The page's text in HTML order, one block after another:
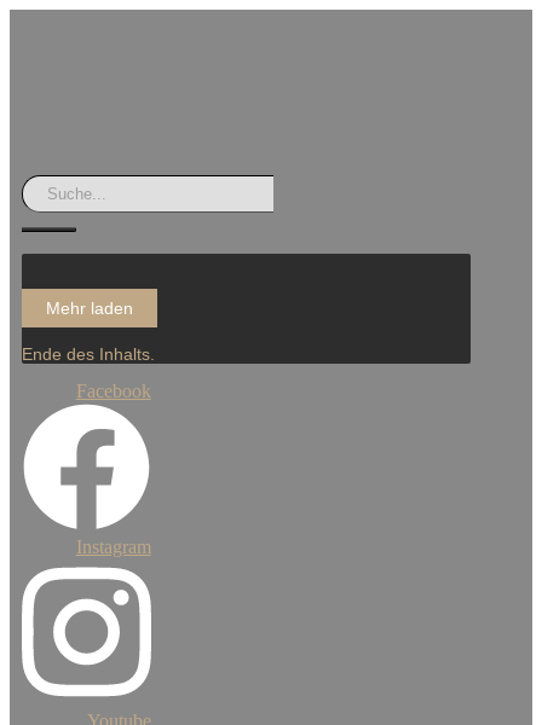
Mehr laden
Ende des Inhalts.
Facebook
Instagram
Youtube